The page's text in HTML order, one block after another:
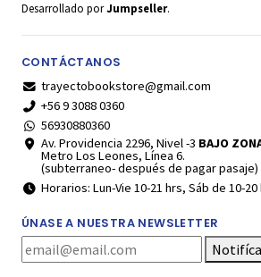
Desarrollado porJumpseller.
CONTÁCTANOS
trayectobookstore@gmail.com
+56 9 3088 0360
56930880360
Av. Providencia 2296, Nivel -3 BAJO
Metro Los Leones, Línea 6.
(subterraneo- después de pagar pasaje)
Horarios: Lun-Vie 10-21 hrs, Sáb de 10-20
ÚNASE A NUESTRA NEWSLETTER